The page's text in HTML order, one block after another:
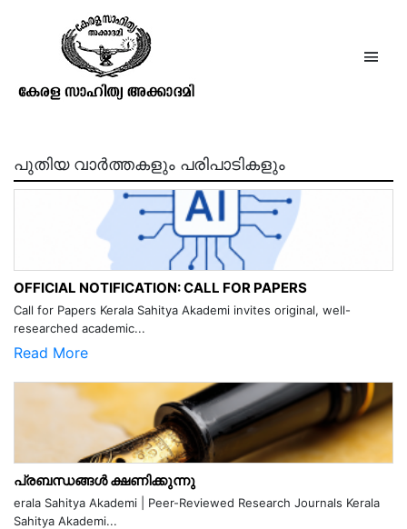
രാഘവൻ തിരുമുൽപ്പാട്
പുതിയ വാർത്തകളും പരിപാടികളും
OFFICIAL NOTIFICATION: CALL FOR PAPERS
Call for Papers Kerala Sahitya Akademi invites original, well-
researched academic...
Read More
പ്രബന്ധങ്ങൾ ക്ഷണിക്കുന്നു
erala Sahitya Akademi | Peer-Reviewed Research Journals Kerala
Sahitya Akademi...